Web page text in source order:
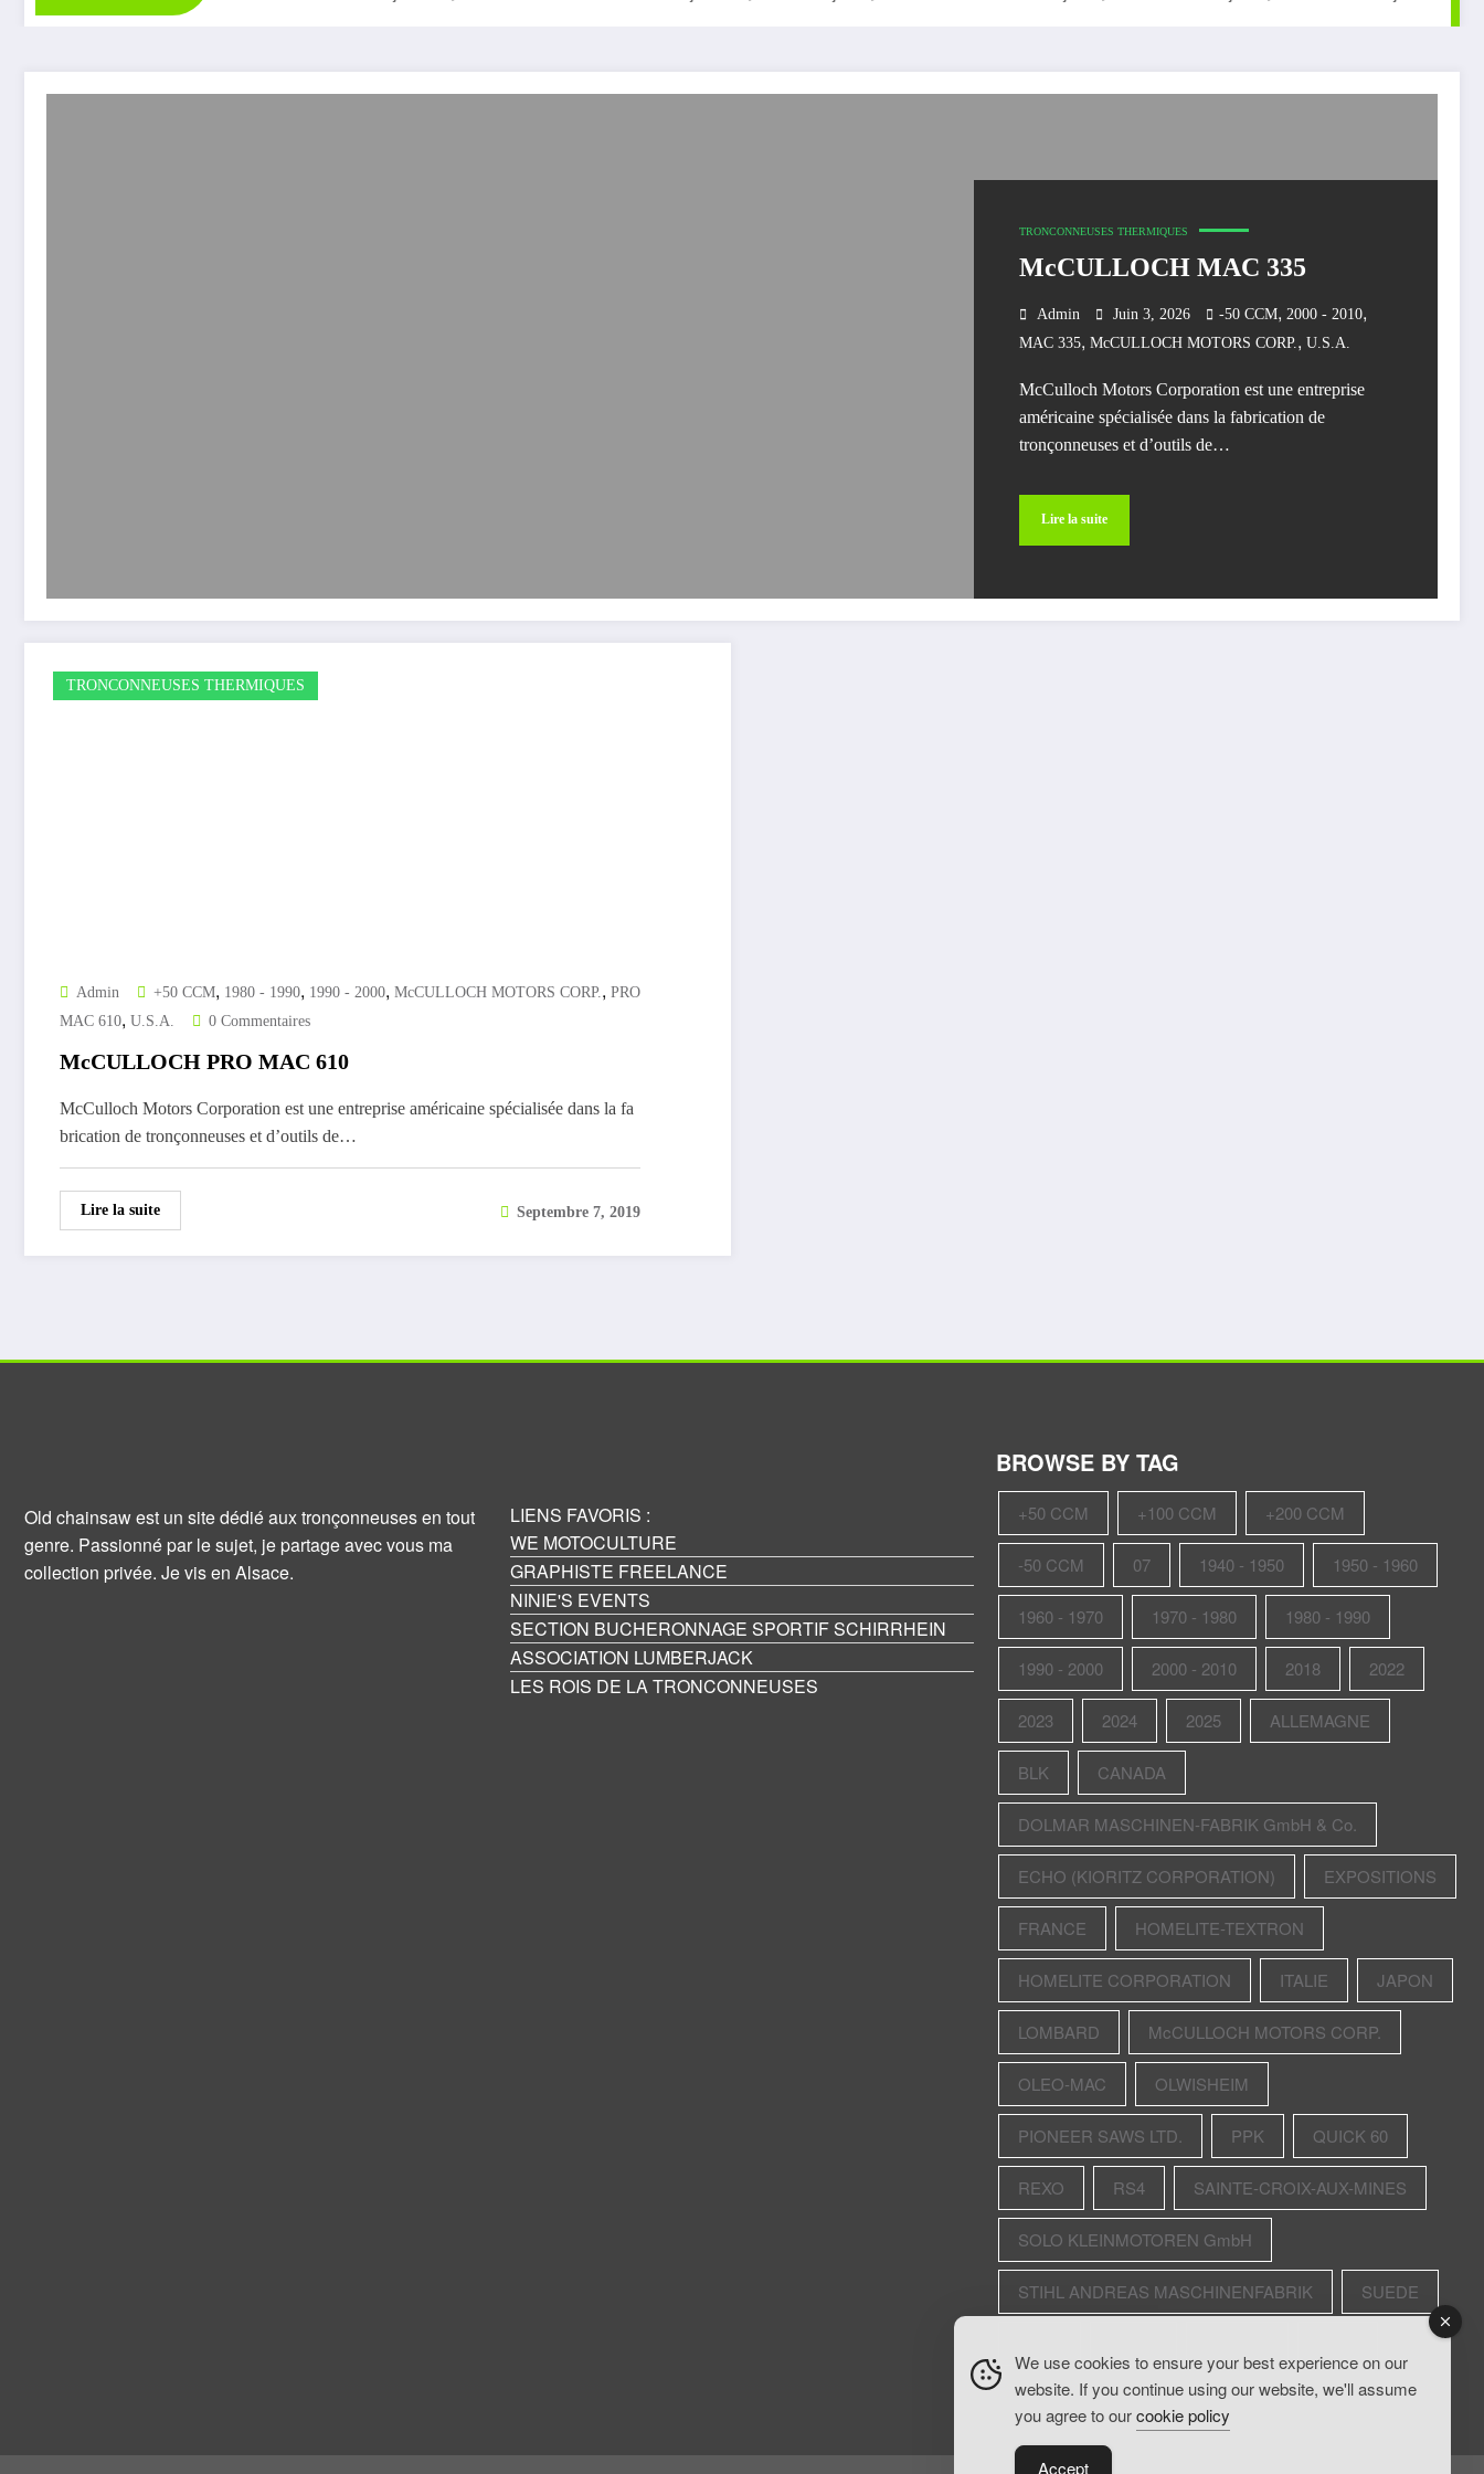
TRONCONNEUSES THERMIQUES
McCULLOCH MAC 335
Admin Juin 3, 2026 -50 CCM, 2000 - 2010,
MAC 335, McCULLOCH MOTORS CORP. , U.S.A.
McCulloch Motors Corporation est une entreprise
américaine spécialisée dans la fabrication de
tronçonneuses et d’outils de…
Lire la suite
TRONCONNEUSES THERMIQUES
Admin +50 CCM, 1980 - 1990, 1990 - 2000, McCULLOCH MOTORS CORP. , PRO
MAC 610, U.S.A. 0 Commentaires
McCULLOCH PRO MAC 610
McCulloch Motors Corporation est une entreprise américaine spécialisée dans la fa
brication de tronçonneuses et d’outils de…
Lire la suite Septembre 7, 2019
Old chainsaw est un site dédié aux tronçonneuses en tout
genre. Passionné par le sujet, je partage avec vous ma
collection privée. Je vis en Alsace.
LIENS FAVORIS :
WE MOTOCULTURE
GRAPHISTE FREELANCE
NINIE'S EVENTS
SECTION BUCHERONNAGE SPORTIF SCHIRRHEIN
ASSOCIATION LUMBERJACK
LES ROIS DE LA TRONCONNEUSES
BROWSE BY TAG
+50 CCM +100 CCM +200 CCM
-50 CCM 07 1940 - 1950 1950 - 1960
1960 - 1970 1970 - 1980 1980 - 1990
1990 - 2000 2000 - 2010 2018 2022
2023 2024 2025 ALLEMAGNE
BLK CANADA
DOLMAR MASCHINEN-FABRIK GmbH & Co.
ECHO (KIORITZ CORPORATION) EXPOSITIONS
FRANCE HOMELITE-TEXTRON
HOMELITE CORPORATION ITALIE JAPON
LOMBARD McCULLOCH MOTORS CORP.
OLEO-MAC OLWISHEIM
PIONEER SAWS LTD. PPK QUICK 60
REXO RS4 SAINTE-CROIX-AUX-MINES
SOLO KLEINMOTOREN GmbH
STIHL ANDREAS MASCHINENFABRIK SUEDE
We use cookies to ensure your best experience on our
website. If you continue using our website, we'll assume
you agree to ourcookie policy
Accept